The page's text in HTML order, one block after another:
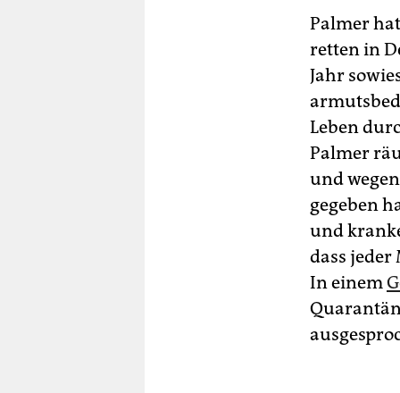
Palmer
retten in
Jahr
Leben
Palmer
und
gegeben
und
dass jeder
In einem